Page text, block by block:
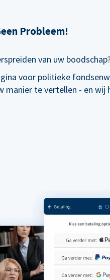
Probleem!
van uw
voor politieke
manier te vertellen - en wij